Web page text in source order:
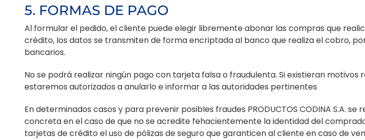
5. FORMAS DE PAGO
Al formular el pedido, el cliente puede elegir libremente abonar las compras que
crédito, los datos se transmiten de forma encriptada al banco que realiza el cobro, por
bancarios.
No se podrá realizar ningún pago con tarjeta falsa o fraudulenta. Si existieran
estaremos autorizados a anularlo e informar a las autoridades pertinentes
En determinados casos y para prevenir posibles fraudes PRODUCTOS CODINA S.A.
concreta en el caso de que no se acredite fehacientemente la identidad del
tarjetas de crédito el uso de pólizas de seguro que garanticen al cliente en caso de